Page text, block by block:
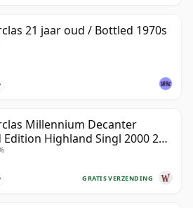
21 jaar oud / Bottled 1970s
Millennium Decanter
Edition Highland Singl 2000 24
GRATIS VERZENDING